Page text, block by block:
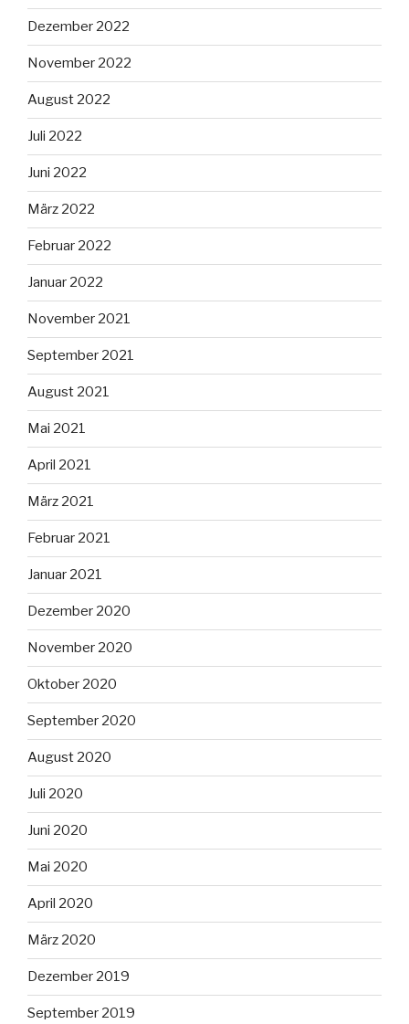
Dezember 2022
November 2022
August 2022
Juli 2022
Juni 2022
März 2022
Februar 2022
Januar 2022
November 2021
September 2021
August 2021
Mai 2021
April 2021
März 2021
Februar 2021
Januar 2021
Dezember 2020
November 2020
Oktober 2020
September 2020
August 2020
Juli 2020
Juni 2020
Mai 2020
April 2020
März 2020
Dezember 2019
September 2019